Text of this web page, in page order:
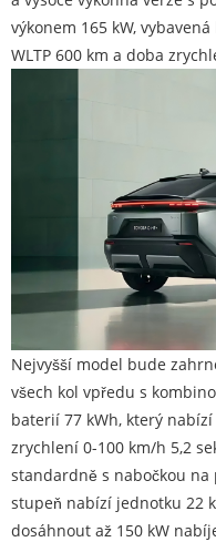
výkonem 165 kW,
WLTP 600 km a doba
Nejvyšší model bude
všech kol vpředu s
baterií 77 kWh, který nabízí
zrychlení 0-100 km/h 5,2
standardně s nabočkou na
stupeň nabízí jednotku 22
dosáhnout až 150 kW